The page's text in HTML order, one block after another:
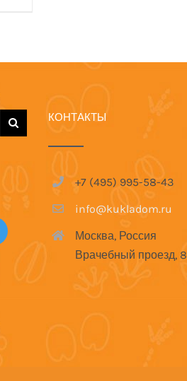
КОНТАКТЫ
+7 (495) 995-58-43
info@kukladom.ru
Москва, Россия
Врачебный проезд, 8